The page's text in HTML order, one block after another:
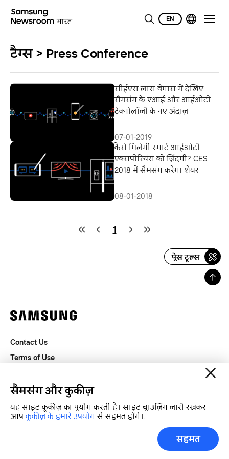
EN
टैग्स > Press Conference
सीईएस लास वेगास में देखिए
सैमसंग के एआई और आईओटी
टेक्नोलॉजी के नए अंदाज़
07-01-2019
कैसे मिलेगी स्मार्ट आईओटी
एक्सपीरियंस को ज़िंदगी? CES
2018 में सैमसंग करेगा शेयर
08-01-2018
1
प्रेस टूल्स
Contact Us
Terms of Use
SAMSUNG.COM
Copyright© SAMSUNG All Rights Reserved.
सैमसंग और कुकीज़
यह साइट कूकीज़ का प्रयोग करती है। साइट ब्राउज़िंग जारी रखकर
आपकुकीज़ के हमारे उपयोगसे सहमत होंगे।.
सहमत